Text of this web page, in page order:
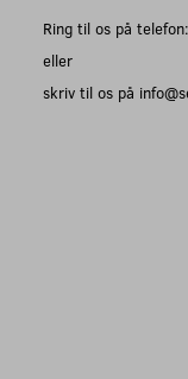
Ring til os på
eller
skriv til os på